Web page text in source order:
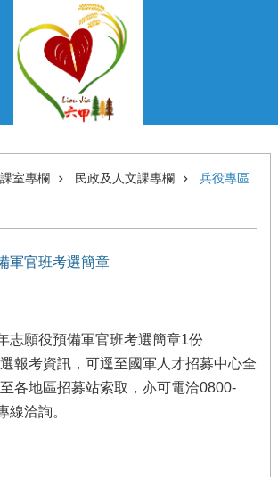
課室專欄 民政及人文課專欄 兵役專區
軍官班考選簡章
志願役預備軍官班考選簡章1份
報考資訊，可逕至國軍人才招募中心全
各地區招募站索取，亦可電洽0800-
線洽詢。